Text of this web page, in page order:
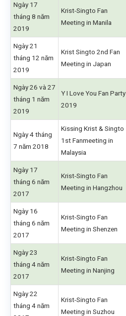
Ngày 17
tháng 8 năm
2019
Krist-Singto Fan
Meeting in Manila
Ngày 21
tháng 12 năm
2019
Krist Singto 2nd Fan
Meeting in Japan
Ngày 26 và 27
tháng 1 năm
2019
Y I Love You Fan Party
2019
Ngày 4 tháng
7 năm 2018
Kissing Krist & Singto
1st Fanmeeting in
Malaysia
Ngày 17
tháng 6 năm
2017
Krist-Singto Fan
Meeting in Hangzhou
Ngày 16
tháng 6 năm
2017
Krist-Singto Fan
Meeting in Shenzen
Ngày 23
tháng 4 năm
2017
Krist-Singto Fan
Meeting in Nanjing
Ngày 22
tháng 4 năm
Krist-Singto Fan
Meeting in Suzhou